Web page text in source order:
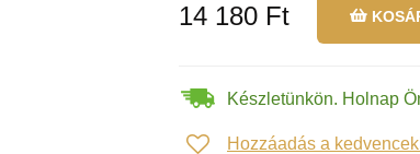
14 180 Ft
Készletünkön. Holnap
Hozzáadás a